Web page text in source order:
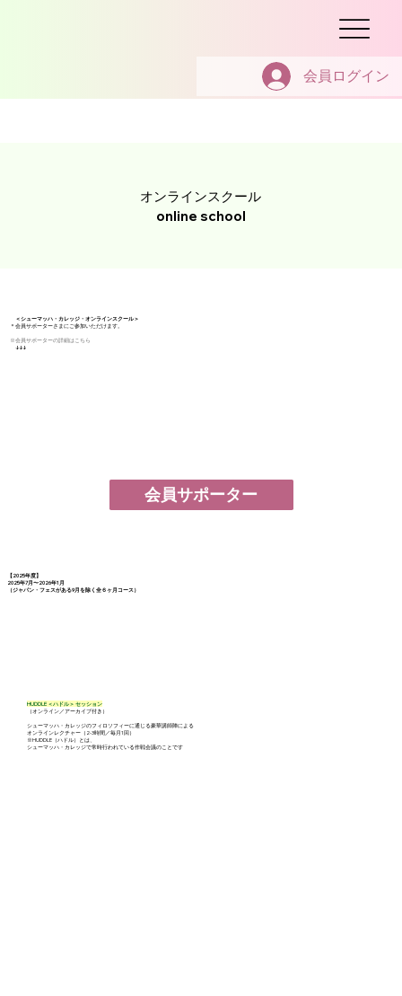
会員ログイン
​オンラインスクール
online school
HUDDLE ＜ハドル＞ セッション
（オンライン／アーカイブ付き）
シューマッハ・カレッジのフィロソフィーに通じる豪華講師陣による
オンラインレクチャー（2-3時間／毎月1回）
※HUDDLE（ハドル）とは、
シューマッハ・カレッジで常時行われている作戦会議のことです
＜シューマッハ・カレッジ・オンラインスクール＞
＊会員サポーターさまにご参加いただけます。
​※会員サポーターの詳細はこちら
​↓↓↓
【2025年度】
2025年7月〜2026年1月
（ジャパン・フェスがある9月を除く全６ヶ月コース）
会員サポーター